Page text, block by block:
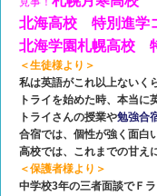
北海高校 特別進学
北海学園札幌高校
＜生徒様より＞
私は英語がこれ以上ないく
トライを始めた時、本当
トライさんの授業や勉強合
合宿では、個性が強く面白
高校では、これまでの甘え
＜保護者様より＞
中学校3年の三者面談でＦ